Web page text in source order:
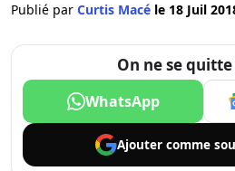
Publié par Curtis Macé le 18 Juil
On ne se
WhatsApp
Ajouter comme